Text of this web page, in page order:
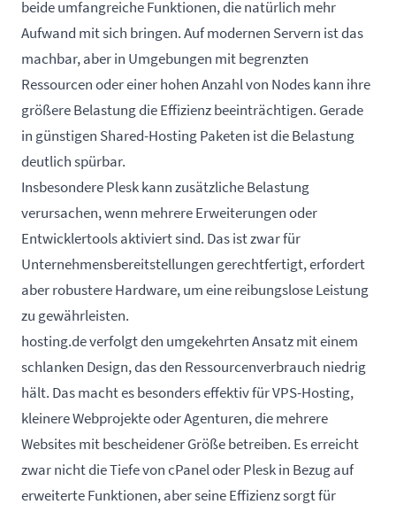
beide umfangreiche Funktionen, die natürlich mehr
Aufwand mit sich bringen. Auf modernen Servern ist das
machbar, aber in Umgebungen mit begrenzten
Ressourcen oder einer hohen Anzahl von Nodes kann ihre
größere Belastung die Effizienz beeinträchtigen. Gerade
in günstigen Shared-Hosting Paketen ist die Belastung
deutlich spürbar.
Insbesondere Plesk kann zusätzliche Belastung
verursachen, wenn mehrere Erweiterungen oder
Entwicklertools aktiviert sind. Das ist zwar für
Unternehmensbereitstellungen gerechtfertigt, erfordert
aber robustere Hardware, um eine reibungslose Leistung
zu gewährleisten.
hosting.de verfolgt den umgekehrten Ansatz mit einem
schlanken Design, das den Ressourcenverbrauch niedrig
hält. Das macht es besonders effektiv für VPS-Hosting,
kleinere Webprojekte oder Agenturen, die mehrere
Websites mit bescheidener Größe betreiben. Es erreicht
zwar nicht die Tiefe von cPanel oder Plesk in Bezug auf
erweiterte Funktionen, aber seine Effizienz sorgt für